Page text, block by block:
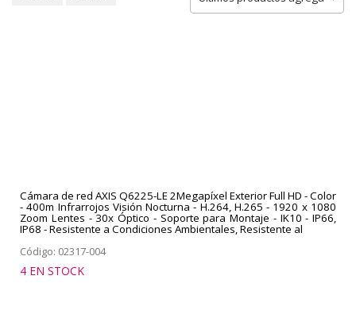
Cámara de red AXIS Q6225-LE 2Megapíxel Exterior Full HD - Color
- 400m Infrarrojos Visión Nocturna - H.264, H.265 - 1920 x 1080
Zoom Lentes - 30x Óptico - Soporte para Montaje - IK10 - IP66,
IP68 - Resistente a Condiciones Ambientales, Resistente al
Código: 02317-004
4 EN STOCK